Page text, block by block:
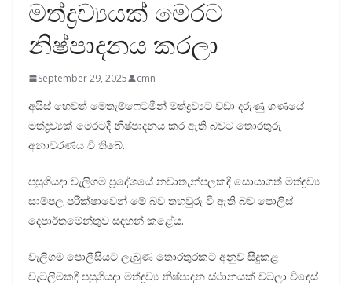
මත්ද්‍රව්‍යයක් මෙරට
නිෂ්පාදනය කරලා
September 29, 2025 cmn
අයිස් හෙවත් මෙතැම්ෆෙටමීන් මත්ද්‍රව්‍යට වඩා දරුණු ගණයේ
මත්ද්‍රව්‍යක් මෙරටදී නිෂ්පාදනය කර ඇති බවට තොරතුරු
අනාවරණය වී තිබේ.
පසුගියදා වැලිගම ප්‍රදේශයේ නවාතැන්පලකදී සොයාගත් මත්ද්‍රව්‍ය
සාම්පල පරීක්ෂාවෙන් මේ බව තහවුරු වී ඇති බව පොලිස්
දෙපාර්තමේන්තුව සඳහන් කළේය.
වැලිගම පොලීසියට ලැබුණ තොරතුරකට අනුව සිදුකළ
වැටලීමකදී පසුගියදා මත්ද්‍රව්‍ය නිෂ්පාදන ස්ථානයක් වටලා විදෙස්